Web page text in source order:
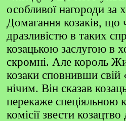
особливої нагороди за
Домагання козаків, що
дразливістю в таких
козацькою заслугою в
скромні. Але король
козаки сповнивши свій
нічим. Він сказав
перекаже спеціяльною
комісії звести